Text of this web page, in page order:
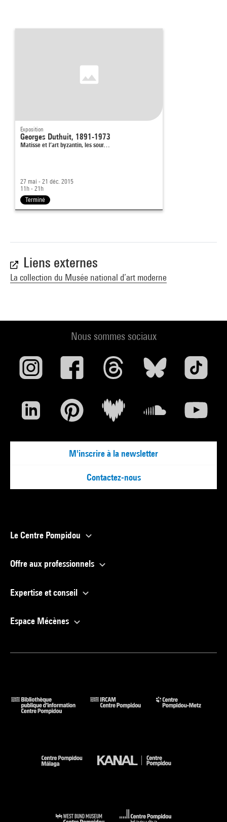
Exposition
Georges Duthuit, 1891-1973
Matisse et l’art byzantin, les sour…
27 mai - 21 déc. 2015
11h - 21h
Terminé
Liens externes
La collection du Musée national d’art moderne
Nous sommes sociaux
M'inscrire à la newsletter
Contactez-nous
Le Centre Pompidou
Offre aux professionnels
Expertise et conseil
Espace Mécènes